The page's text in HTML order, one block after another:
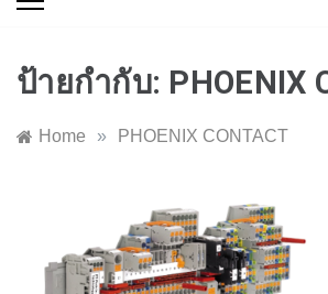
ป้ายกำกับ: PHOENIX
Home » PHOENIX CONTACT